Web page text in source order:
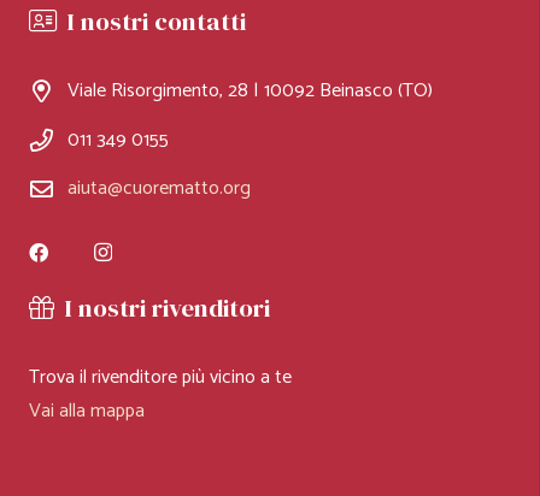
I nostri contatti
Viale Risorgimento, 28 | 10092 Beinasco (TO)
011 349 0155
aiuta@cuorematto.org
I nostri rivenditori
Trova il rivenditore più vicino a te
Vai alla mappa